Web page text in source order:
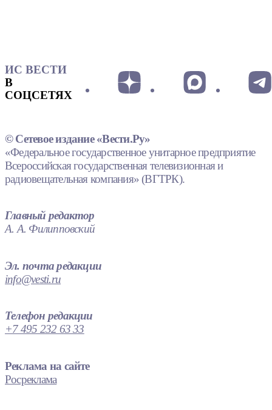
ИС ВЕСТИ
В
СОЦСЕТЯХ
© Сетевое издание «Вести.Ру»
«Федеральное государственное унитарное предприятие
Всероссийская государственная телевизионная и
радиовещательная компания» (ВГТРК).
Главный редактор
А. А. Филипповский
Эл. почта редакции
info@vesti.ru
Телефон редакции
+7 495 232 63 33
Реклама на сайте
Росреклама